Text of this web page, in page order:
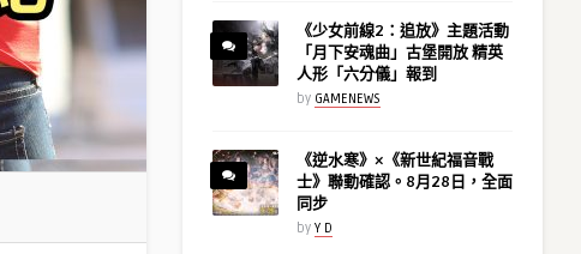
《少女前線2：追放》主題活動
「月下安魂曲」古堡開放 精英
人形「六分儀」報到
by GAMENEWS
《逆水寒》×《新世紀福音戰
士》聯動確認。8月28日，全面
同步
by Y D